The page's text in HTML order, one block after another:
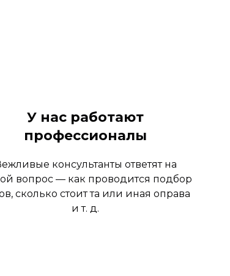
У нас работают
профессионалы
консультанты ответят на
вопрос — как проводится подбор
сколько стоит та или иная оправа
и т. д.